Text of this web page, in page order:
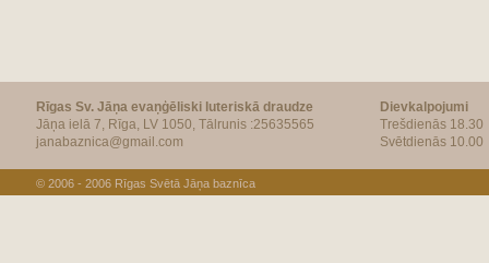
Rīgas Sv. Jāņa evaņģēliski luteriskā draudze
Jāņa ielā 7, Rīga, LV 1050, Tālrunis :25635565
janabaznica@gmail.com
Dievkalpojumi
Trešdienās 18.30
Svētdienās 10.00
© 2006 - 2006 Rīgas Svētā Jāņa baznīca